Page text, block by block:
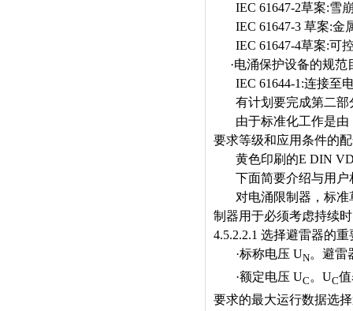
IEC 61647-2草案:雪
IEC 61647-3 草案:金
IEC 61647-4草案:可
·电涌保护设备的规范
IEC 61644-1:连接至
有计划要完成第二
由于标准化工作是由
要求等级和应用条件的
黄色印刷的E DIN
下面简要介绍与用
对电涌限制器，标准
制器用于必须考虑持续
4.5.2.2.1 选择避雷器的重
·标称电压 UN。避雷
·额定电压 UC 。 UC
要求的最大运行数据选